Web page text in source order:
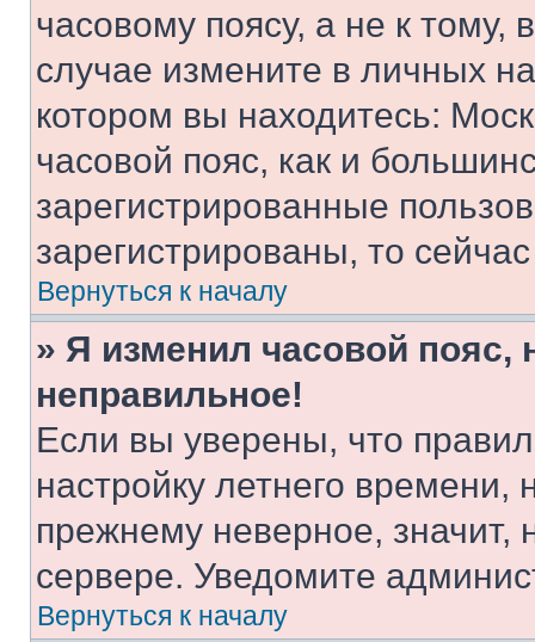
часовому поясу, а не к тому,
случае измените в личных
котором вы находитесь:
часовой пояс, как и
зарегистрированные
зарегистрированы, то
Вернуться к началу
» Я изменил часовой пояс,
неправильное!
Если вы уверены, что
настройку летнего
прежнему неверное, значит,
сервере. Уведомите
Вернуться к началу